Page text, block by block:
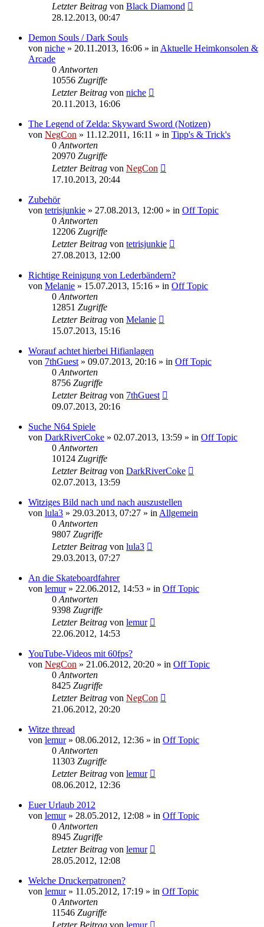
Letzter Beitrag von Black Diamond
28.12.2013, 00:47
Demon Souls / Dark Souls
von niche » 20.11.2013, 16:06 » inAktuelle Heimkonsolen &
Arcade
0Antworten
10556 Zugriffe
Letzter Beitrag von niche
20.11.2013, 16:06
The Legend of Zelda: Skyward Sword (Notizen)
von NegCon » 11.12.2011, 16:11 » in Tipp's & Trick's
0Antworten
20970 Zugriffe
Letzter Beitrag von NegCon
17.10.2013, 20:44
Zubehör
von tetrisjunkie » 27.08.2013, 12:00 » in Off Topic
0Antworten
12206 Zugriffe
Letzter Beitrag von tetrisjunkie
27.08.2013, 12:00
Richtige Reinigung von Lederbändern?
von Melanie » 15.07.2013, 15:16 » in Off Topic
0Antworten
12851 Zugriffe
Letzter Beitrag von Melanie
15.07.2013, 15:16
Worauf achtet hierbei Hifianlagen
von 7thGuest» 09.07.2013, 20:16 » in Off Topic
0Antworten
8756 Zugriffe
Letzter Beitrag von 7thGuest
09.07.2013, 20:16
Suche N64 Spiele
von DarkRiverCoke » 02.07.2013, 13:59 » in Off Topic
0Antworten
10124 Zugriffe
Letzter Beitrag von DarkRiverCoke
02.07.2013, 13:59
Witziges Bild nach und nach auszustellen
von lula3 » 29.03.2013, 07:27 » inAllgemein
0Antworten
9807 Zugriffe
Letzter Beitrag von lula3
29.03.2013, 07:27
An die Skateboardfahrer
von lemur» 22.06.2012, 14:53 » in Off Topic
0Antworten
9398 Zugriffe
Letzter Beitrag von lemur
22.06.2012, 14:53
YouTube-Videos mit 60fps?
von NegCon » 21.06.2012, 20:20 » in Off Topic
0Antworten
8425 Zugriffe
Letzter Beitrag von NegCon
21.06.2012, 20:20
Witze thread
von lemur» 08.06.2012, 12:36 » in Off Topic
0Antworten
11303 Zugriffe
Letzter Beitrag von lemur
08.06.2012, 12:36
Euer Urlaub 2012
von lemur» 28.05.2012, 12:08 » in Off Topic
0Antworten
8945 Zugriffe
Letzter Beitrag von lemur
28.05.2012, 12:08
Welche Druckerpatronen?
von lemur» 11.05.2012, 17:19 » in Off Topic
0Antworten
11546 Zugriffe